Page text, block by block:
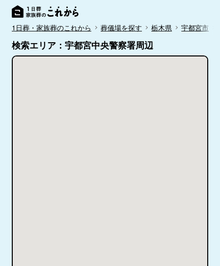
1日葬・家族葬のこれから 葬儀場を探す 栃木県 宇都宮市
検索エリア：宇都宮中央警察署周辺